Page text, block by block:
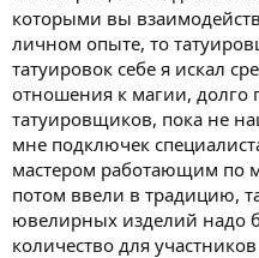
которыми вы
личном опыте, то
татуировок себе я искал
отношения к магии, долго
татуировщиков, пока не
мне подключек
мастером работающим по
потом ввели в традицию,
ювелирных изделий надо
количество для